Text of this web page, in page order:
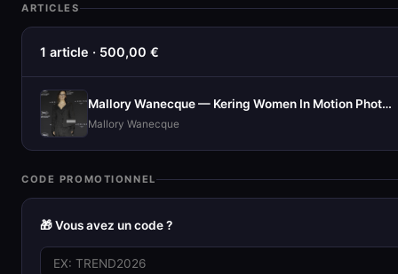
ARTICLES
1 article · 500,00 €
Mallory Wanecque — Kering Women In Motion Photocall
Mallory Wanecque
CODE PROMOTIONNEL
🎁 Vous avez un code ?